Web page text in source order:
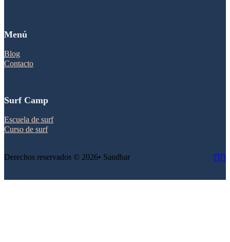
Menú
Blog
Contacto
Surf Camp
Escuela de surf
Curso de surf
Derechos reservados © 2026• Sandbar